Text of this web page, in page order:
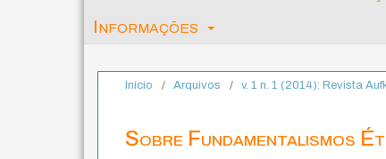
Informações
Início / Arquivos / v. 1 n. 1 (2014): Revista
Sobre Fundamentalismos